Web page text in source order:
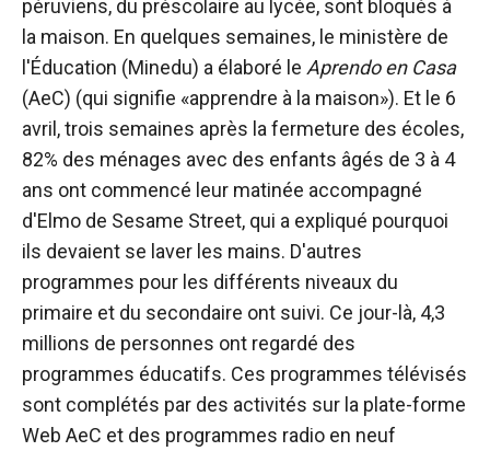
péruviens, du préscolaire au lycée, sont bloqués à
la maison. En quelques semaines, le ministère de
l'Éducation (Minedu) a élaboré le Aprendo en Casa
(AeC) (qui signifie «apprendre à la maison»). Et le 6
avril, trois semaines après la fermeture des écoles,
82% des ménages avec des enfants âgés de 3 à 4
ans ont commencé leur matinée accompagné
d'Elmo de Sesame Street, qui a expliqué pourquoi
ils devaient se laver les mains. D'autres
programmes pour les différents niveaux du
primaire et du secondaire ont suivi. Ce jour-là, 4,3
millions de personnes ont regardé des
programmes éducatifs. Ces programmes télévisés
sont complétés par des activités sur la plate-forme
Web AeC et des programmes radio en neuf